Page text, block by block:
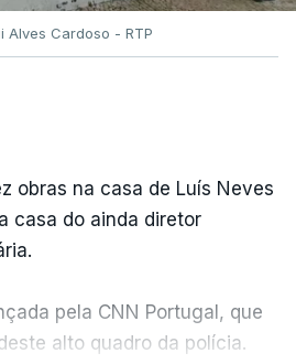
Alves Cardoso - RTP
obras na casa de Luís Neves
casa do ainda diretor
pela CNN Portugal, que
alto quadro da polícia.